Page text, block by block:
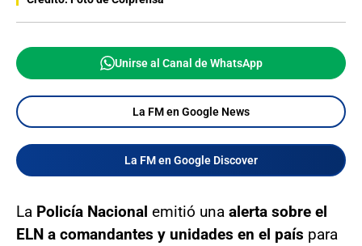
Unirse al Canal de WhatsApp
La FM en Google News
La FM en Google Discover
La Policía Nacional emitió una alerta sobre el
ELN a comandantes y unidades en el país para